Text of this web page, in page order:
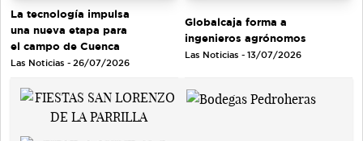
La tecnología impulsa
una nueva etapa para
el campo de Cuenca
Las Noticias - 26/07/2026
Globalcaja forma a
ingenieros agrónomos
Las Noticias - 13/07/2026